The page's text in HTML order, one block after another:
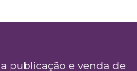
publicação e venda de